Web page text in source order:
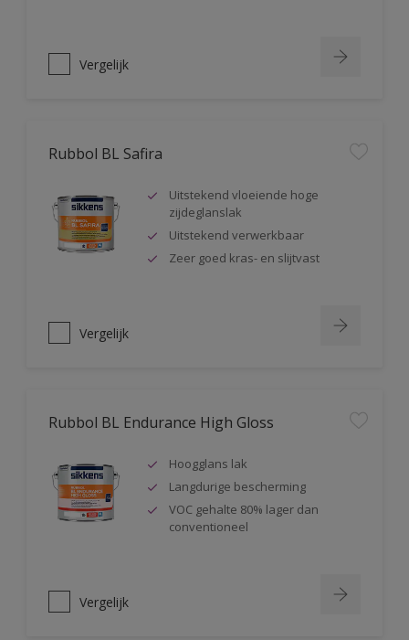
Vergelijk
Rubbol BL Safira
Uitstekend vloeiende hoge
zijdeglanslak
Uitstekend verwerkbaar
Zeer goed kras- en slijtvast
Vergelijk
Rubbol BL Endurance High Gloss
Hoogglans lak
Langdurige bescherming
VOC gehalte 80% lager dan
conventioneel
Vergelijk